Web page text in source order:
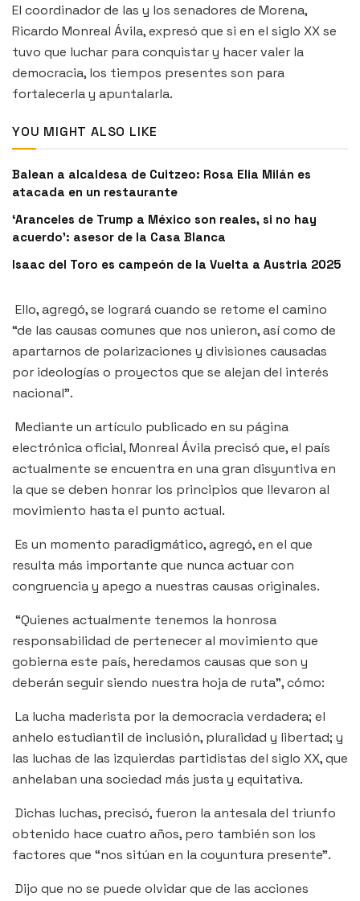
El coordinador de las y los senadores de Morena,
Ricardo Monreal Ávila, expresó que si en el siglo XX se
tuvo que luchar para conquistar y hacer valer la
democracia, los tiempos presentes son para
fortalecerla y apuntalarla.
YOU MIGHT ALSO LIKE
Balean a alcaldesa de Cuitzeo: Rosa Elia Milán es
atacada en un restaurante
‘Aranceles de Trump a México son reales, si no hay
acuerdo’: asesor de la Casa Blanca
Isaac del Toro es campeón de la Vuelta a Austria 2025
Ello, agregó, se logrará cuando se retome el camino
“de las causas comunes que nos unieron, así como de
apartarnos de polarizaciones y divisiones causadas
por ideologías o proyectos que se alejan del interés
nacional”.
Mediante un artículo publicado en su página
electrónica oficial, Monreal Ávila precisó que, el país
actualmente se encuentra en una gran disyuntiva en
la que se deben honrar los principios que llevaron al
movimiento hasta el punto actual.
Es un momento paradigmático, agregó, en el que
resulta más importante que nunca actuar con
congruencia y apego a nuestras causas originales.
“Quienes actualmente tenemos la honrosa
responsabilidad de pertenecer al movimiento que
gobierna este país, heredamos causas que son y
deberán seguir siendo nuestra hoja de ruta”, cómo:
La lucha maderista por la democracia verdadera; el
anhelo estudiantil de inclusión, pluralidad y libertad; y
las luchas de las izquierdas partidistas del siglo XX, que
anhelaban una sociedad más justa y equitativa.
Dichas luchas, precisó, fueron la antesala del triunfo
obtenido hace cuatro años, pero también son los
factores que “nos sitúan en la coyuntura presente”.
Dijo que no se puede olvidar que de las acciones